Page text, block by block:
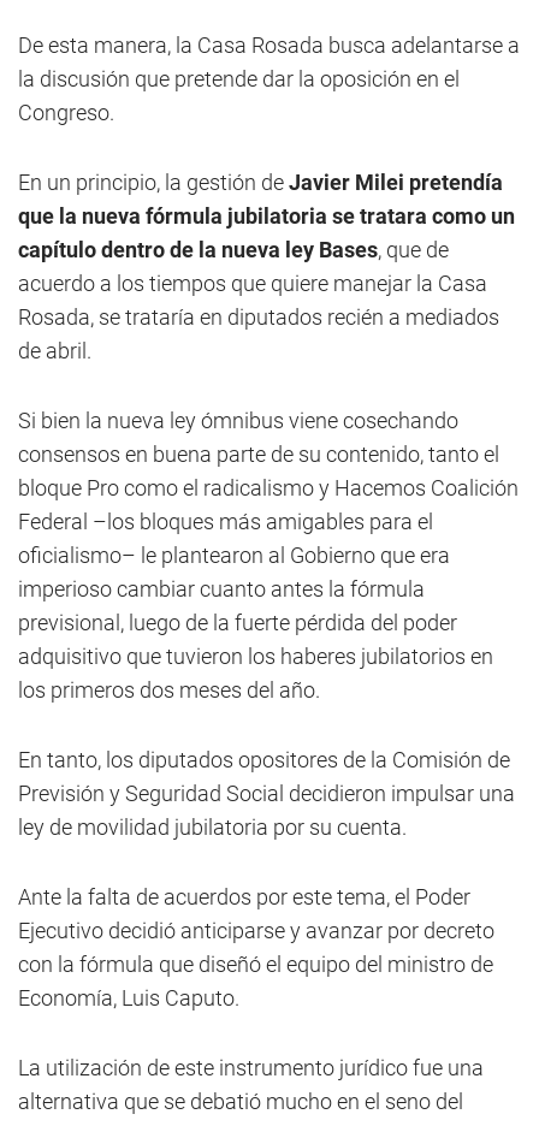
De esta manera, la Casa Rosada busca adelantarse a
la discusión que pretende dar la oposición en el
Congreso.
En un principio, la gestión deJavier Milei pretendía
que la nueva fórmula jubilatoria se tratara como un
capítulo dentro de la nueva ley Bases, que de
acuerdo a los tiempos que quiere manejar la Casa
Rosada, se trataría en diputados recién a mediados
de abril.
Si bien la nueva ley ómnibus viene cosechando
consensos en buena parte de su contenido, tanto el
bloque Pro como el radicalismo y Hacemos Coalición
Federal –los bloques más amigables para el
oficialismo– le plantearon al Gobierno que era
imperioso cambiar cuanto antes la fórmula
previsional, luego de la fuerte pérdida del poder
adquisitivo que tuvieron los haberes jubilatorios en
los primeros dos meses del año.
En tanto, los diputados opositores de la Comisión de
Previsión y Seguridad Social decidieron impulsar una
ley de movilidad jubilatoria por su cuenta.
Ante la falta de acuerdos por este tema, el Poder
Ejecutivo decidió anticiparse y avanzar por decreto
con la fórmula que diseñó el equipo del ministro de
Economía, Luis Caputo.
La utilización de este instrumento jurídico fue una
alternativa que se debatió mucho en el seno del